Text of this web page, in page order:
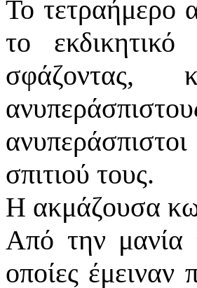
Το τετραήμερο
το
σφάζοντας,
σπιτιού τους.
Η ακμάζουσα
Από την μανία
οποίες